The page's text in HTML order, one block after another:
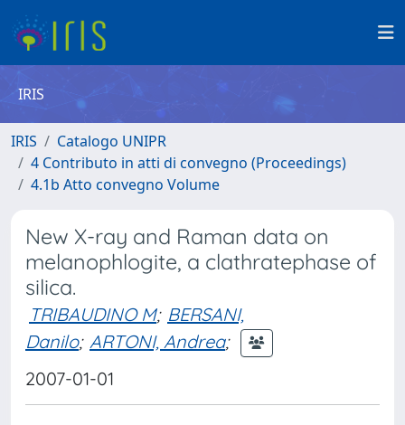
IRIS
IRIS
Catalogo UNIPR
4 Contributo in atti di convegno (Proceedings)
4.1b Atto convegno Volume
New X-ray and Raman data on
melanophlogite, a clathratephase of
silica.
TRIBAUDINO M; BERSANI,
Danilo; ARTONI, Andrea;
2007-01-01